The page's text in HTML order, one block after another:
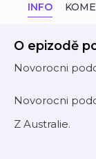
INFO
O epizodě
Novorocni
Novorocni
Z Australie.